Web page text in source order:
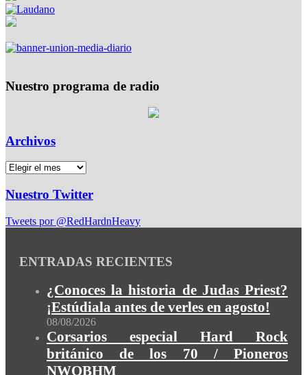
Nuestro programa de radio
Archivos
Nuestro Twitter
Tweets por @RedHardnHeavy
ENTRADAS RECIENTES
¿Conoces la historia de Judas Priest?
¡Estúdiala antes de verles en agosto!
08/08/2026
Corsarios especial Hard Rock
británico de los 70 / Pioneros
NWOBHM